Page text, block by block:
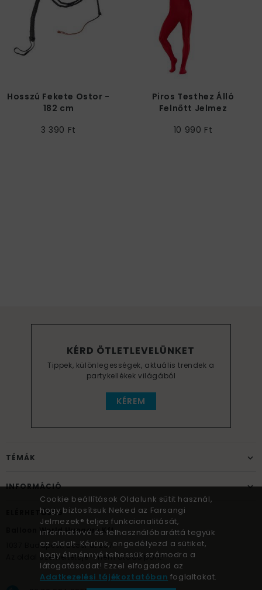
Hosszú Fekete Ostor -
182 cm
3 390 Ft
Piros Testhez Álló
Felnőtt Jelmez
10 990 Ft
KÉRD ÖTLETLEVELÜNKET
Tippek, különlegességek, aktuális trendek a
partykellékek világából
KÉREM
TÉMÁK
INFORMÁCIÓ
ELÉRHETŐSÉG
Balloon World Hungary Kft.
Budapest, Bécsi út 267.
Az oldal üzemeltetője – nem átadó pont!
Cookie beállítások Oldalunk sütit használ,
hogy biztosítsuk Neked az Farsangi
Jelmezek® teljes funkcionalitását,
informatívvá és felhasználóbaráttá tegyük
az oldalt. Kérünk, engedélyezd a sütiket,
hogy élménnyé tehessük számodra a
látogatásodat! Ezzel elfogadod az
Adatkezelési tájékoztatóban foglaltakat.